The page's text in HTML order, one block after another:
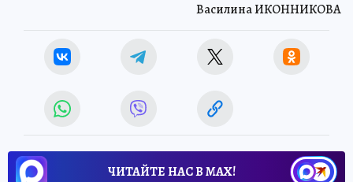
Василина ИКОННИКОВА
ЧИТАЙТЕ НАС В МАХ!